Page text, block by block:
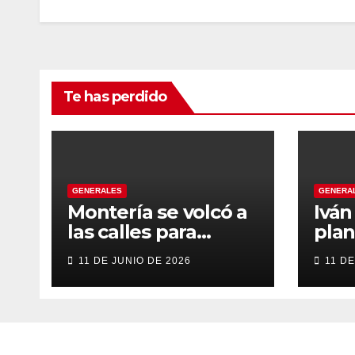
Te has perdido
GENERALES
Montería se volcó a
las calles para
recibir a Abelardo
De la Espriella
11 DE JUNIO DE 2026 11